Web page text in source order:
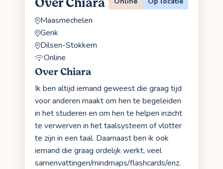
Maasmechelen
Genk
Dilsen-Stokkem
Online
Over Chiara
Ik ben altijd iemand geweest die graag tijd
voor anderen maakt om hen te begeleiden
in het studeren en om hen te helpen inzicht
te verwerven in het taalsysteem of vlotter
te zijn in een taal. Daarnaast ben ik ook
iemand die graag ordelijk werkt, veel
samenvattingen/mindmaps/flashcards/enz.